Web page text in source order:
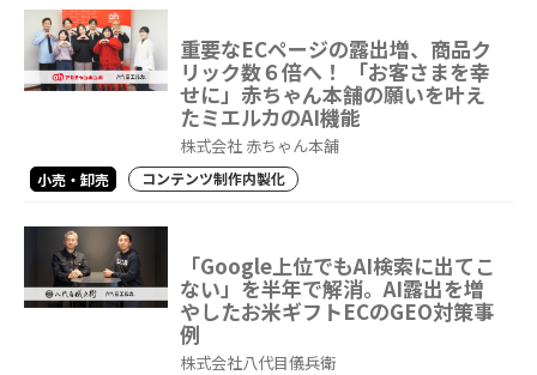
重要なECページの露出増、商品ク
リック数６倍へ！ 「お客さまを幸
せに」赤ちゃん本舗の願いを叶え
たミエルカのAI機能
株式会社 赤ちゃん本舗
小売・卸売 コンテンツ制作内製化
「Google上位でもAI検索に出てこ
ない」を半年で解消。AI露出を増
やしたお米ギフトECのGEO対策事
例
株式会社八代目儀兵衛